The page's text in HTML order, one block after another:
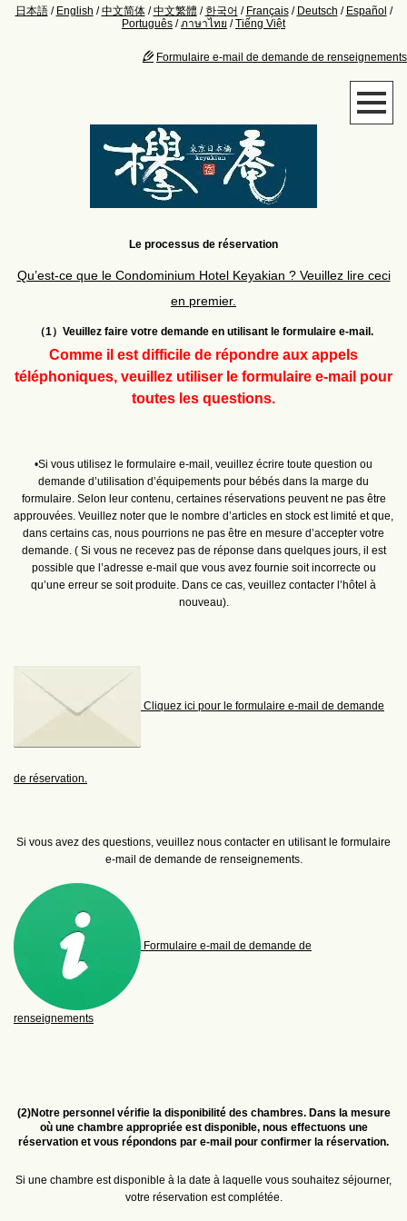
日本語/ English /中文简体/中文繁體 / 한국어 / Français/ Deutsch / Español /
Português /ภาษาไทย /Tiếng Việt
Formulaire e‑mail de demande de renseignements
Le processus de réservation
Qu’est-ce que le Condominium Hotel Keyakian ? Veuillez lire ceci
en premier.
（1） Veuillez faire votre demande en utilisant le formulaire e‑mail.
Comme il est difficile de répondre aux appels
téléphoniques, veuillez utiliser le formulaire e‑mail pour
toutes les questions.
•Si vous utilisez le formulaire e‑mail, veuillez écrire toute question ou
demande d’utilisation d’équipements pour bébés dans la marge du
formulaire. Selon leur contenu, certaines réservations peuvent ne pas être
approuvées. Veuillez noter que le nombre d’articles en stock est limité et que,
dans certains cas, nous pourrions ne pas être en mesure d’accepter votre
demande. ( Si vous ne recevez pas de réponse dans quelques jours, il est
possible que l’adresse e‑mail que vous avez fournie soit incorrecte ou
qu’une erreur se soit produite. Dans ce cas, veuillez contacter l’hôtel à
nouveau).
Cliquez ici pour le formulaire e‑mail de demande
de réservation.
Si vous avez des questions, veuillez nous contacter en utilisant le formulaire
e‑mail de demande de renseignements.
Formulaire e‑mail de demande de
renseignements
(2)Notre personnel vérifie la disponibilité des chambres. Dans la mesure
où une chambre appropriée est disponible, nous effectuons une
réservation et vous répondons par e‑mail pour confirmer la réservation.
Si une chambre est disponible à la date à laquelle vous souhaitez séjourner,
votre réservation est complétée.